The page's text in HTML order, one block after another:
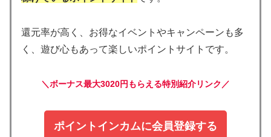
還元率が高く、お得なイベントやキャンペーンも多
く、遊び心もあって楽しいポイントサイトです。
＼ボーナス最大3020円もらえる特別紹介リンク／
ポイントインカムに会員登録する